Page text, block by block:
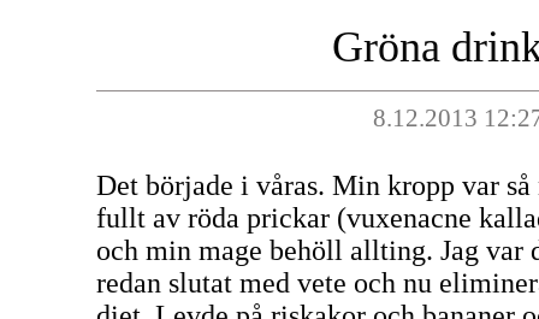
Gröna
8.12.2013
Det började i våras. Min kropp var
fullt av röda prickar (vuxenacne
och min mage behöll allting. Jag var
redan slutat med vete och nu